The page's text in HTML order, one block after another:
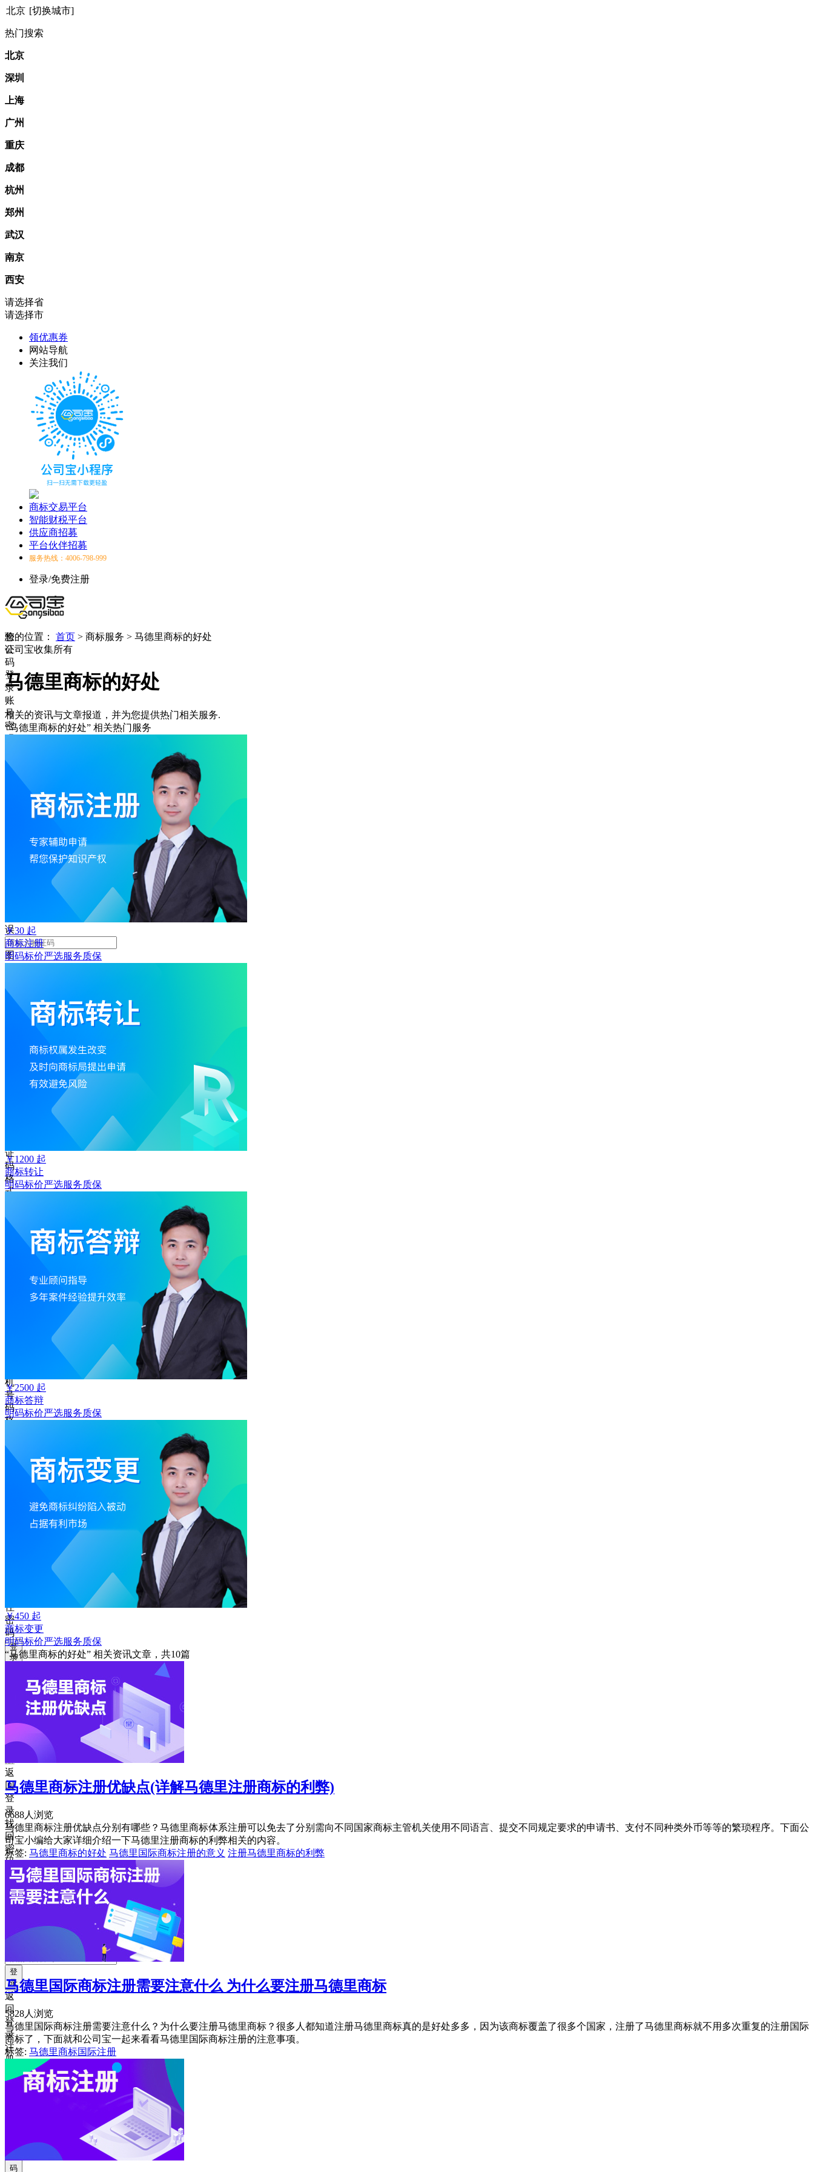
北京 [切换城市]
热门搜索
北京
深圳
上海
广州
重庆
成都
杭州
郑州
武汉
南京
西安
请选择省
请选择市
领优惠券
网站导航
关注我们
商标交易平台
智能财税平台
供应商招募
平台伙伴招募
服务热线：4006-798-999
登录/免费注册
验
证
码
登
录
账
号
密
录
误
图
证
证
码
格
式
误
登
机
号
码
格
错
误
住
密
码
登
录
我
注
返
回
登
录
找
回
密
码
获
证
登
录
返
回
登
录
注
册
验
证
码
您的位置： 首页 > 商标服务 > 马德里商标的好处
公司宝收集所有
马德里商标的好处
相关的资讯与文章报道，并为您提供热门相关服务.
“马德里商标的好处” 相关热门服务
￥30 起
商标注册
明码标价严选服务质保
￥1200 起
商标转让
明码标价严选服务质保
￥2500 起
商标答辩
明码标价严选服务质保
￥450 起
商标变更
明码标价严选服务质保
“马德里商标的好处” 相关资讯文章，共10篇
马德里商标注册优缺点(详解马德里注册商标的利弊)
6688人浏览
马德里商标注册优缺点分别有哪些？马德里商标体系注册可以免去了分别需向不同国家商标主管机关使用不同语言、提交不同规定要求的申请书、支付不同种类外币等等的繁琐程序。下面公
司宝小编给大家详细介绍一下马德里注册商标的利弊相关的内容。
标签: 马德里商标的好处 马德里国际商标注册的意义 注册马德里商标的利弊
马德里国际商标注册需要注意什么 为什么要注册马德里商标
5828人浏览
马德里国际商标注册需要注意什么？为什么要注册马德里商标？很多人都知道注册马德里商标真的是好处多多，因为该商标覆盖了很多个国家，注册了马德里商标就不用多次重复的注册国际
商标了，下面就和公司宝一起来看看马德里国际商标注册的注意事项。
标签: 马德里商标国际注册